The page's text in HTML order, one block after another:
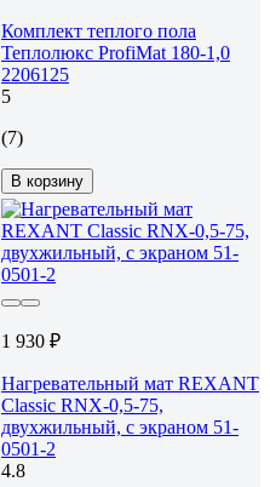
Комплект теплого пола
Теплолюкс ProfiMat 180-1,0
2206125
5
(7)
В корзину
1 930 ₽
Нагревательный мат REXANT
Classic RNX-0,5-75,
двухжильный, с экраном 51-
0501-2
4.8